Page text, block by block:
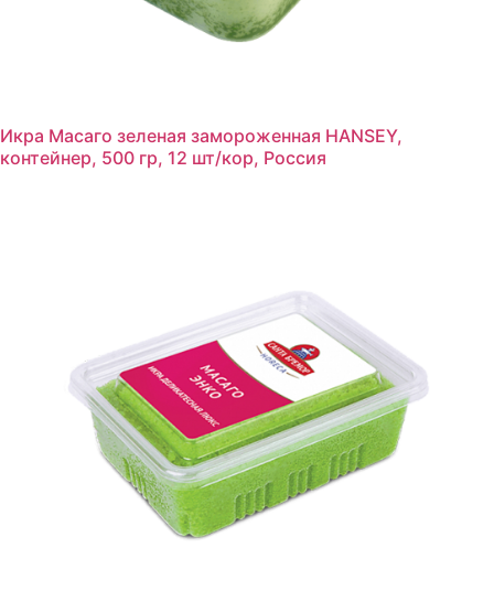
Икра Масаго зеленая замороженная HANSEY,
контейнер, 500 гр, 12 шт/кор, Россия